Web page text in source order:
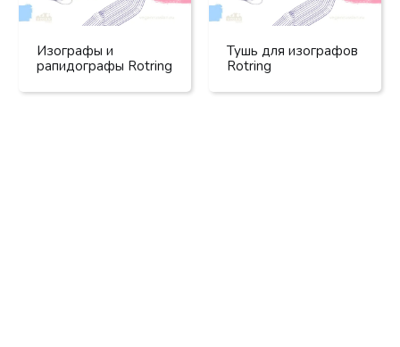
Изографы и
рапидографы Rotring
Тушь для изографов
Rotring